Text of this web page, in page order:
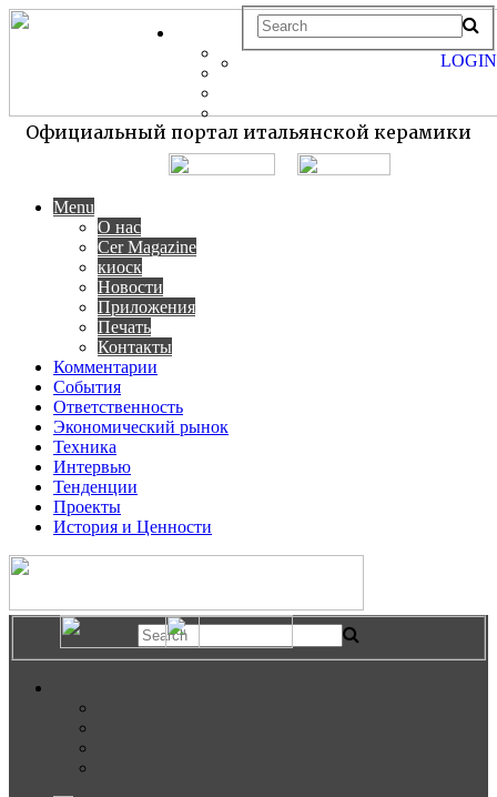
Официальный портал итальянской керамики
Menu
О нас
Cer Magazine
киоск
Новости
Приложения
Печать
Контакты
Комментарии
События
Ответственность
Экономический рынок
Техника
Интервью
Тенденции
Проекты
История и Ценности
LOGIN